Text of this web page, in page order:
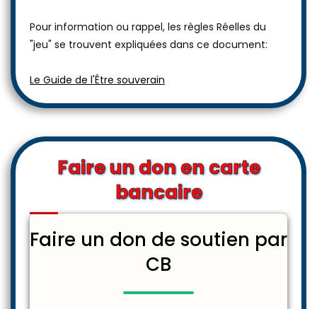
Pour information ou rappel, les règles Réelles du
"jeu" se trouvent expliquées dans ce document:
Le Guide de l'Être souverain
Faire un don en carte
bancaire
Faire un don de soutien par
CB